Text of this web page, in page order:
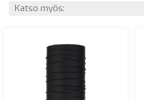
Katso myös: